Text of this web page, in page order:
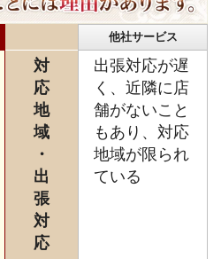
他社サービス
対
応
地
域
・
出
張
対
応
出張対応が遅
く、近隣に店
舗がないこと
もあり、対応
地域が限られ
ている